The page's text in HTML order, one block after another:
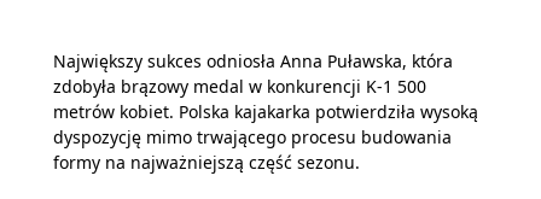
Największy sukces odniosła Anna Puławska, która
zdobyła brązowy medal w konkurencji K-1 500
metrów kobiet. Polska kajakarka potwierdziła wysoką
dyspozycję mimo trwającego procesu budowania
formy na najważniejszą część sezonu.